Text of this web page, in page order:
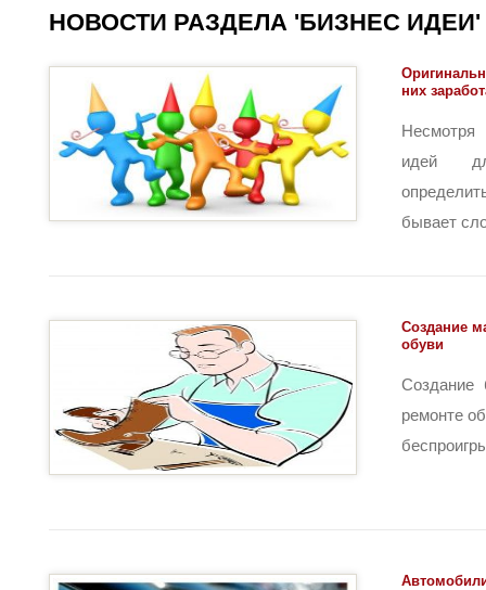
НОВОСТИ РАЗДЕЛА 'БИЗНЕС ИДЕИ'
них
Несмотря
идей
бывает
Создание
обуви
Создание
ремонте